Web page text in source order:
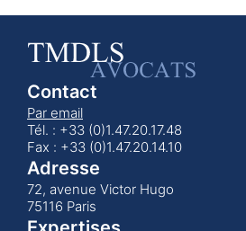
Contact
Par email
Tél. : +33 (0)1.47.20.17.48
Fax : +33 (0)1.47.20.14.10
Adresse
72, avenue Victor Hugo
75116 Paris